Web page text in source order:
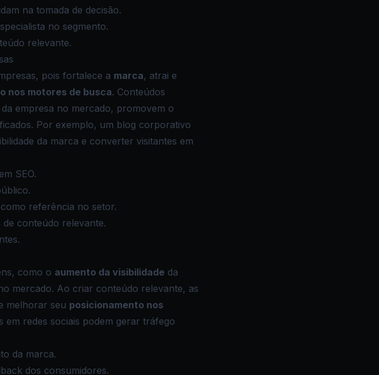
na tomada de decisão.
no segmento.
relevante.
pois fortalece a marca, atrai e
nos motores de busca. Conteúdos
empresa no mercado, promovem o
Por exemplo, um blog corporativo
da marca e converter visitantes em
SEO.
referência no setor.
conteúdo relevante.
como o aumento da visibilidade da
mercado. Ao criar conteúdo relevante, as
melhorar seu posicionamento nos
em redes sociais podem gerar tráfego
da marca.
dos consumidores.